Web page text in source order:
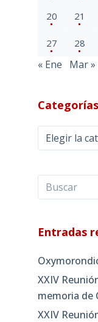
20 21
27 28
« Ene Mar »
Categorías
Categorías
Entradas
XXIV
memoria de
XXIV